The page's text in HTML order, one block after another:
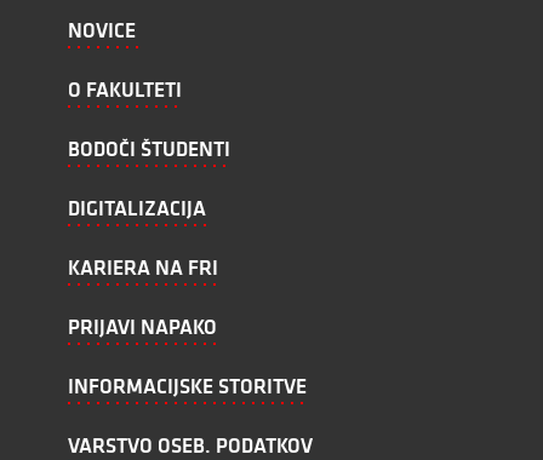
NOVICE
O FAKULTETI
BODOČI ŠTUDENTI
DIGITALIZACIJA
KARIERA NA FRI
PRIJAVI NAPAKO
INFORMACIJSKE STORITVE
VARSTVO OSEB. PODATKOV